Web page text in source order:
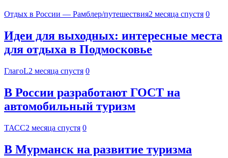
Отдых в России — Рамблер/путешествия2 месяца спустя 0
Идеи для выходных: интересные места
для отдыха в Подмосковье
ГлагоL2 месяца спустя 0
В России разработают ГОСТ на
автомобильный туризм
ТАСС2 месяца спустя 0
В Мурманск на развитие туризма